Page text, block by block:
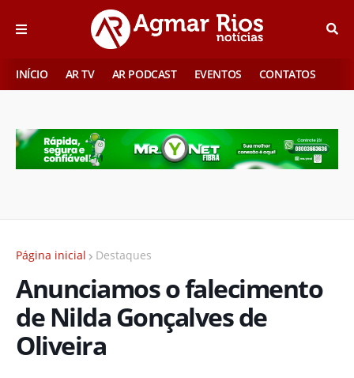
INÍCIO AR TV AR PODCAST EVENTOS CONTATOS
Página inicial Destaques
Anunciamos o falecimento
de Nilda Gonçalves de
Oliveira